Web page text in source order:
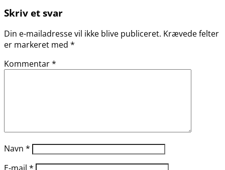
Skriv et svar
Din e-mailadresse vil ikke blive publiceret. Krævede felter
er markeret med *
Kommentar*
Navn *